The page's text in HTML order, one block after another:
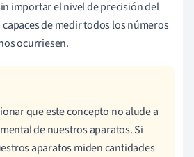
importar el nivel de precisión del
de medir todos los números
ocurriesen.
que este concepto no alude a
de nuestros aparatos. Si
aparatos miden cantidades